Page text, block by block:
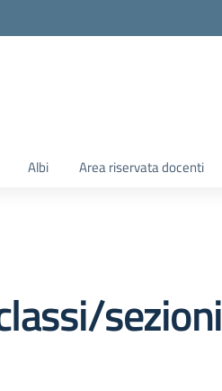
Albi Area riservata docenti
sezioni